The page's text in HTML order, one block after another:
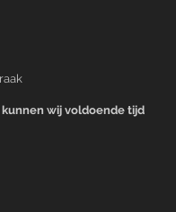
wij voldoende tijd